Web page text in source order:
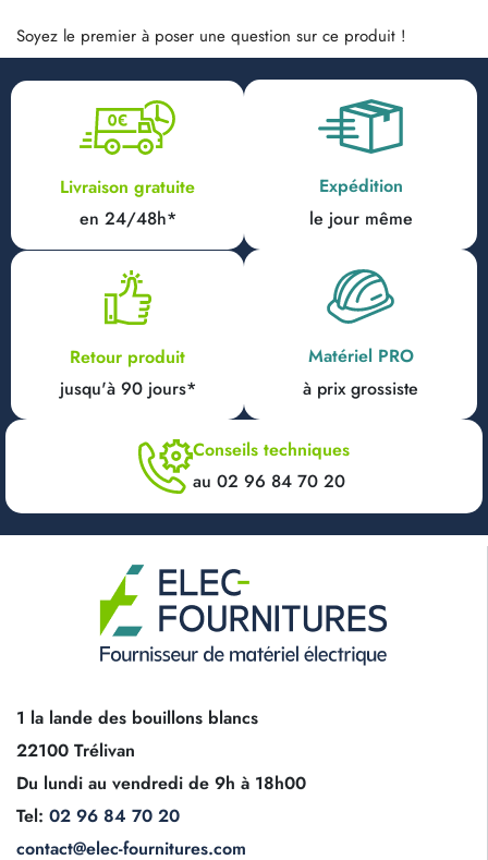
Soyez le premier à poser une question sur ce produit !
Livraison gratuite
en 24/48h*
Expédition
le jour même
Retour produit
jusqu'à 90 jours*
Matériel PRO
à prix grossiste
Conseils techniques
au 02 96 84 70 20
1 la lande des bouillons blancs
22100 Trélivan
Du lundi au vendredi de 9h à 18h00
Tel: 02 96 84 70 20
contact@elec-fournitures.com